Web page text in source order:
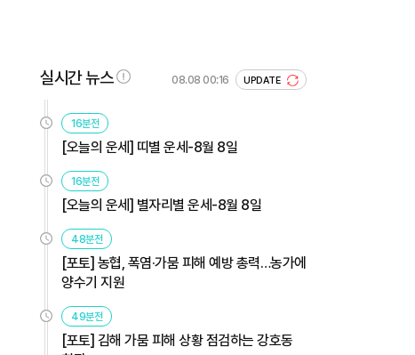
실시간 뉴스 08.08 00:16 UPDATE
16분전
[오늘의 운세] 띠별 운세-8월 8일
16분전
[오늘의 운세] 별자리별 운세-8월 8일
48분전
[포토] 농협, 폭염·가뭄 피해 예방 총력…농가에
양수기 지원
49분전
[포토] 김해 가뭄 피해 상황 점검하는 강호동